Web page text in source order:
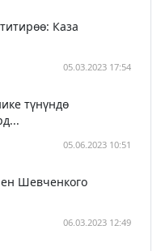
Каза
05.03.2023 17:54
түнүндө
05.06.2023 10:51
Шевченкого
06.03.2023 12:49